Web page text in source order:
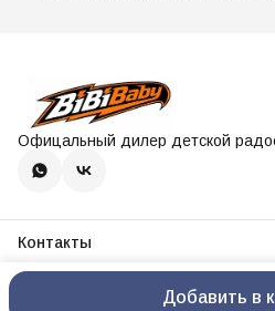
Добавить в
Офицальный дилер детской
Контакты
Адрес
Г. Челябинск, ул. Свердловский
Правила возврата